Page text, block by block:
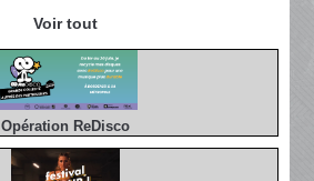
Voir tout
Opération ReDisco